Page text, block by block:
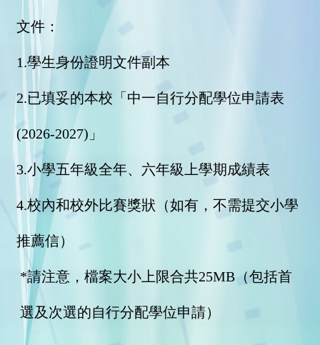
文件：
1.學生身份證明文件副本
2.已填妥的本校「中一自行分配學位申請表
(2026-2027)」
3.小學五年級全年、六年級上學期成績表
4.校內和校外比賽獎狀（如有，不需提交小學
推薦信）
*請注意，檔案大小上限合共25MB（包括首
選及次選的自行分配學位申請）